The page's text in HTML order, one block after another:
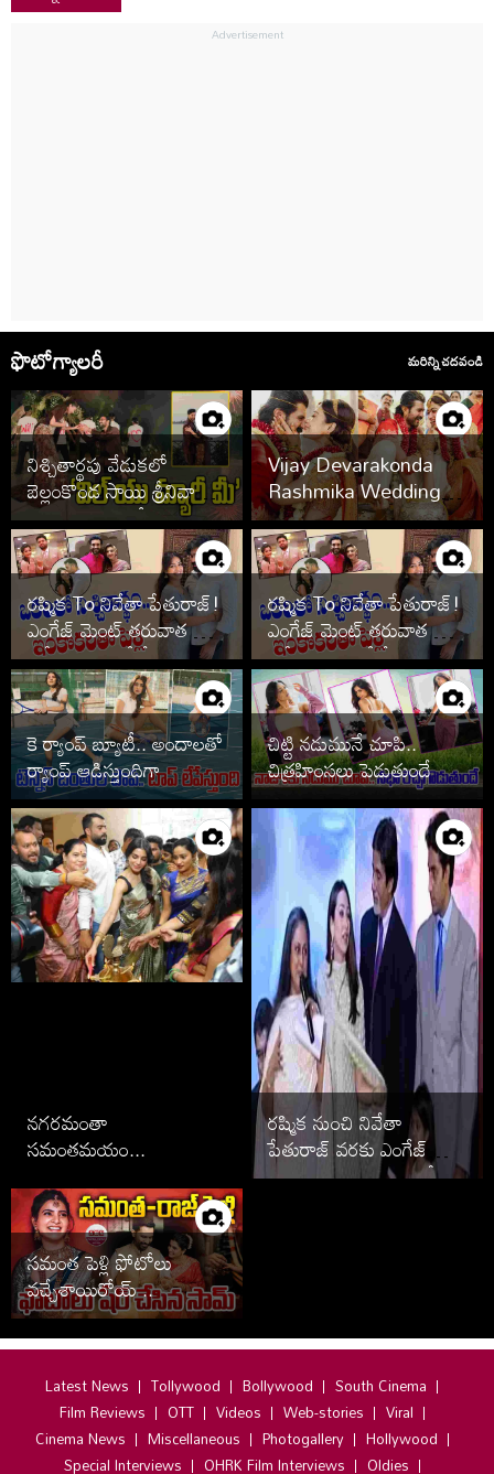
ఫొటోగ్యాలరీ మరిన్ని చదవండి
నిశ్చితార్థపు వేడుకలో
బెల్లంకొండ సాయి శ్రీనివాస్,
కావ్య రెడ్డి.. ఫొటోలు వైరల్
Vijay Devarakonda
Rashmika Wedding
Photos
రష్మిక To నివేతా పేతురాజ్!
ఎంగేజ్ మెంట్ తరువాత పెళ్లి
ఆపేసిన స్టార్స్ వీరే
రష్మిక To నివేతా పేతురాజ్!
ఎంగేజ్ మెంట్ తరువాత పెళ్లి
ఆపేసిన స్టార్స్ వీరే
కె ర్యాంప్ బ్యూటీ.. అందాలతో
ర్యాంప్ ఆడిస్తుందిగా
చిట్టి నడుమునే చూపి..
చిత్రహింసలు పెడుతుందే
నగరమంతా
సమంతమయం...
రష్మిక నుంచి నివేతా
పేతురాజ్ వరకు ఎంగేజ్
మెంట్ తరువాత పెళ్లి ఆపేసిన
సమంత పెళ్లి ఫోటోలు
వచ్చేశాయిరోయ్ ..
Latest News Tollywood Bollywood
South Cinema
Film Reviews
OTT Videos Web-stories
Viral
Cinema News
Miscellaneous Photogallery
Hollywood
Special Interviews
OHRK Film Interviews Oldies